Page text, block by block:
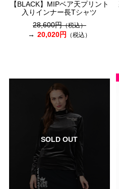
【BLACK】MIPベア天プリント
入りインナー長Tシャツ
28,600円（税込）
20,020円 （税込）
SOLD OUT